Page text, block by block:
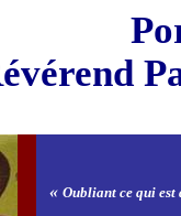
« Oubliant ce qui est